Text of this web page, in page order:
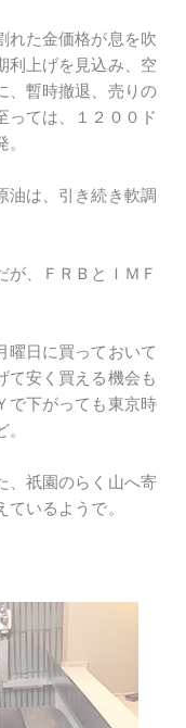
れた金価格が息を吹
利上げを見込み、空
、暫時撤退、売りの
っては、１２００ド
油は、引き続き軟調
が、ＦＲＢとＩＭＦ
曜日に買っておいて
て安く買える機会も
で下がっても東京時
、祇園のらく山へ寄
いるようで。